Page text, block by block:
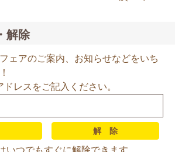
解除
ェアのご案内、お知らせなどをいち
レスをご記入ください。
いつでもすぐに解除できます。